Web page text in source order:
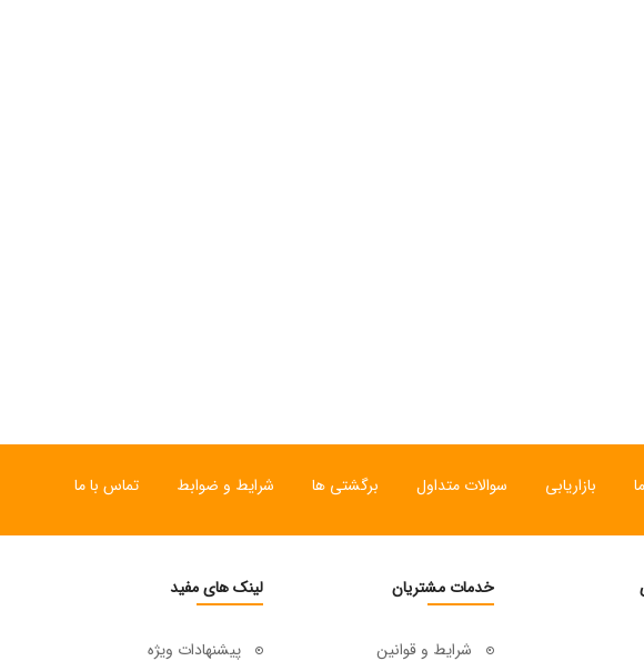
بازاریابی سوالات متداول برگشتی ها شرایط و ضوابط تماس با ما
خدمات مشتریان
شرایط و قوانین
لینک های مفید
پیشنهادات ویژه